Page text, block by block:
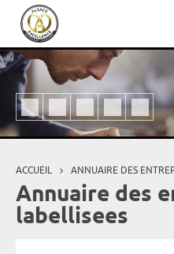
Aller au contenu principal
Vous êtes ici
ACCUEIL ANNUAIRE DES
Annuaire des
labellisees
Panneau de gestion des cookies